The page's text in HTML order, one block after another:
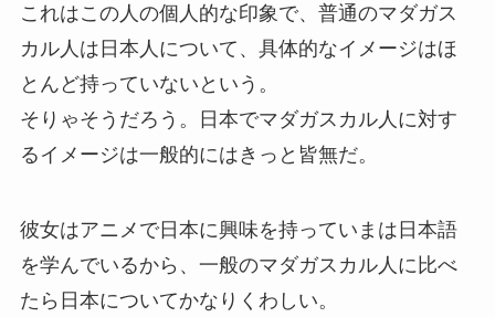
これはこの人の個人的な印象で、普通のマダガス
カル人は日本人について、具体的なイメージはほ
とんど持っていないという。
そりゃそうだろう。日本でマダガスカル人に対す
るイメージは一般的にはきっと皆無だ。
彼女はアニメで日本に興味を持っていまは日本語
を学んでいるから、一般のマダガスカル人に比べ
たら日本についてかなりくわしい。